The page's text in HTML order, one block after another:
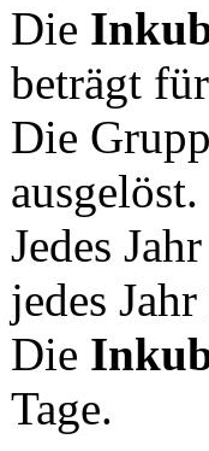
Die
beträgt
Die
Jedes
jedes
Die
Tage.